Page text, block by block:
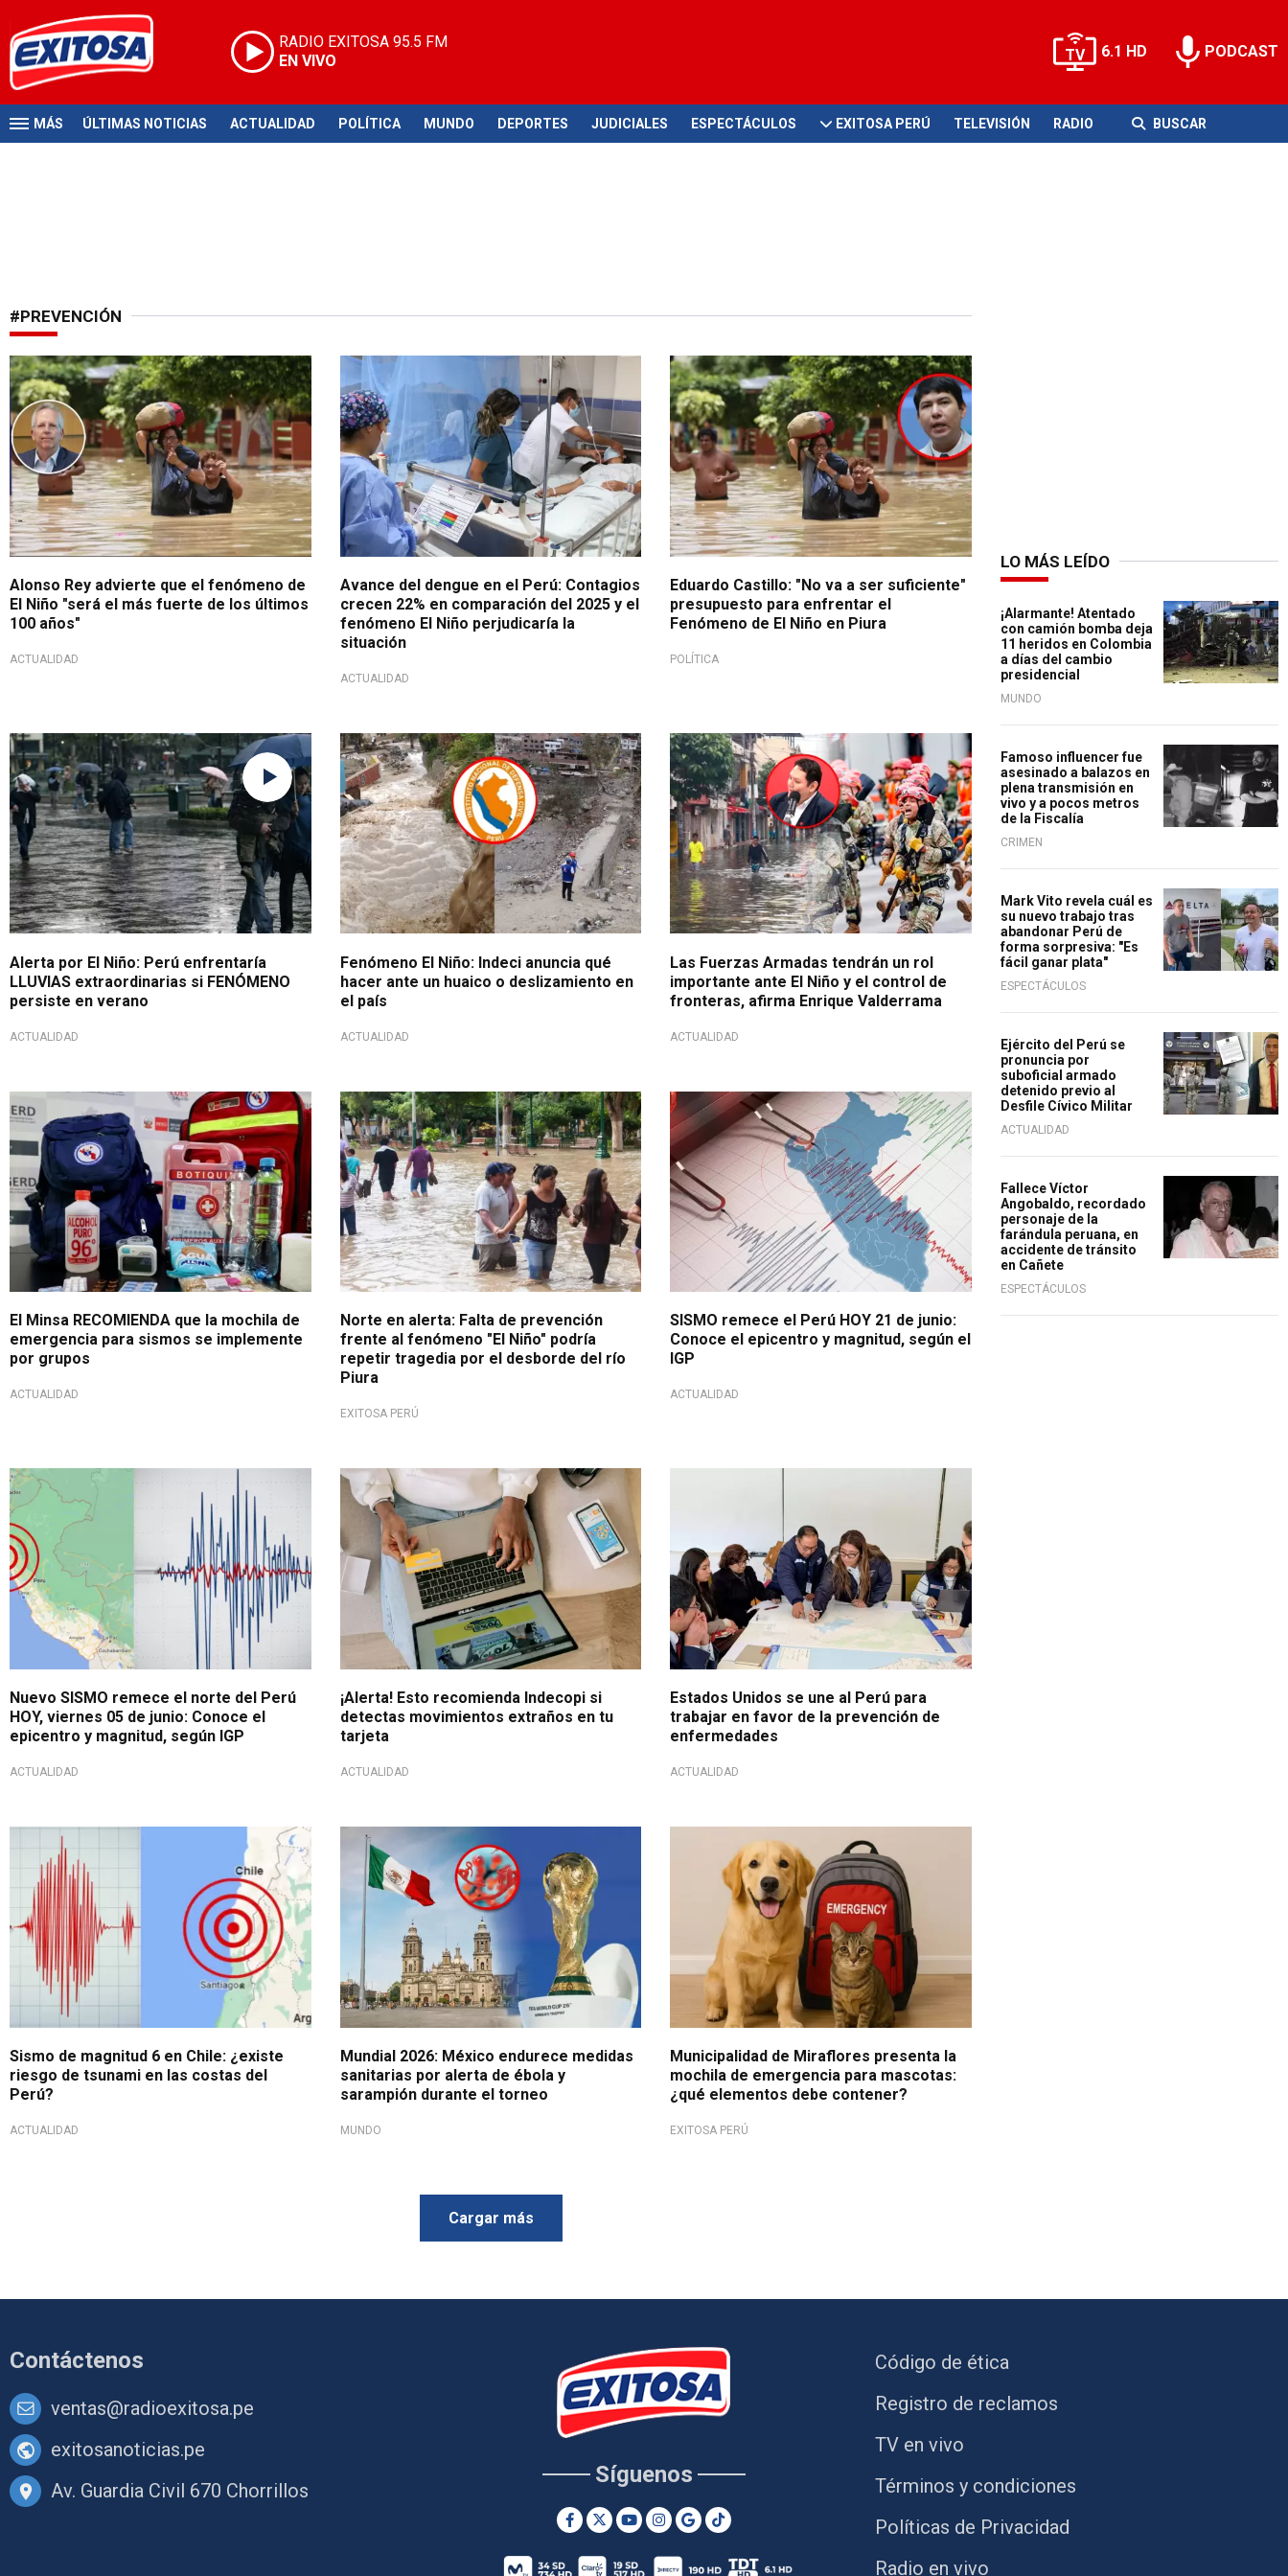
RADIO EXITOSA 95.5 FM
EN VIVO
6.1 HD PODCAST
MÁS ÚLTIMAS NOTICIAS ACTUALIDAD POLÍTICA MUNDO DEPORTES JUDICIALES ESPECTÁCULOS EXITOSA PERÚ TELEVISIÓN RADIO BUSCAR
#PREVENCIÓN
Alerta ante lluvias
Alonso Rey advierte que el fenómeno de
El Niño "será el más fuerte de los últimos
100 años"
ACTUALIDAD
Atención ciudadanos
Avance del dengue en el Perú: Contagios
crecen 22% en comparación del 2025 y el
fenómeno El Niño perjudicaría la
situación
ACTUALIDAD
Crisis climática
Eduardo Castillo: "No va a ser suficiente"
presupuesto para enfrentar el
Fenómeno de El Niño en Piura
POLÍTICA
Tomar precauciones
Alerta por El Niño: Perú enfrentaría
LLUVIAS extraordinarias si FENÓMENO
persiste en verano
ACTUALIDAD
Alerta ante cualquier desastre
Fenómeno El Niño: Indeci anuncia qué
hacer ante un huaico o deslizamiento en
el país
ACTUALIDAD
Rol estratégico
Las Fuerzas Armadas tendrán un rol
importante ante El Niño y el control de
fronteras, afirma Enrique Valderrama
ACTUALIDAD
Medidas de prevención
El Minsa RECOMIENDA que la mochila de
emergencia para sismos se implemente
por grupos
ACTUALIDAD
Llamado a las autoridades
Norte en alerta: Falta de prevención
frente al fenómeno "El Niño" podría
repetir tragedia por el desborde del río
Piura
EXITOSA PERÚ
Tomar precauciones
SISMO remece el Perú HOY 21 de junio:
Conoce el epicentro y magnitud, según el
IGP
ACTUALIDAD
Tomar precauciones
Nuevo SISMO remece el norte del Perú
HOY, viernes 05 de junio: Conoce el
epicentro y magnitud, según IGP
ACTUALIDAD
Atención usuarios
¡Alerta! Esto recomienda Indecopi si
detectas movimientos extraños en tu
tarjeta
ACTUALIDAD
Estados Unidos se une al Perú para
trabajar en favor de la prevención de
enfermedades
ACTUALIDAD
Alerta ciudadanos
Sismo de magnitud 6 en Chile: ¿existe
riesgo de tsunami en las costas del
Perú?
ACTUALIDAD
Crece la preocupación.
Mundial 2026: México endurece medidas
sanitarias por alerta de ébola y
sarampión durante el torneo
MUNDO
Acción en favor de los animales
Municipalidad de Miraflores presenta la
mochila de emergencia para mascotas:
¿qué elementos debe contener?
EXITOSA PERÚ
Cargar más
LO MÁS LEÍDO
¡Alarmante! Atentado
con camión bomba deja
11 heridos en Colombia
a días del cambio
presidencial
MUNDO
Famoso influencer fue
asesinado a balazos en
plena transmisión en
vivo y a pocos metros
de la Fiscalía
CRIMEN
Mark Vito revela cuál es
su nuevo trabajo tras
abandonar Perú de
forma sorpresiva: "Es
fácil ganar plata"
ESPECTÁCULOS
Ejército del Perú se
pronuncia por
suboficial armado
detenido previo al
Desfile Cívico Militar
ACTUALIDAD
Fallece Víctor
Angobaldo, recordado
personaje de la
farándula peruana, en
accidente de tránsito
en Cañete
ESPECTÁCULOS
Contáctenos
ventas@radioexitosa.pe
exitosanoticias.pe
Av. Guardia Civil 670 Chorrillos
Síguenos
Código de ética
Registro de reclamos
TV en vivo
Términos y condiciones
Políticas de Privacidad
Radio en vivo